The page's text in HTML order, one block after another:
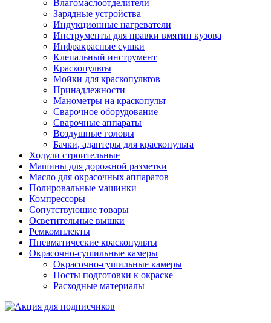
Влагомаслоотделители
Зарядные устройства
Индукционные нагреватели
Инструменты для правки вмятин кузова
Инфракрасные сушки
Клепальный инструмент
Краскопульты
Мойки для краскопультов
Принадлежности
Манометры на краскопульт
Сварочное оборудование
Сварочные аппараты
Воздушные головы
Бачки, адаптеры для краскопульта
Ходули строительные
Машины для дорожной разметки
Масло для окрасочных аппаратов
Полировальные машинки
Компрессоры
Сопутствующие товары
Осветительные вышки
Ремкомплекты
Пневматические краскопульты
Окрасочно-сушильные камеры
Окрасочно-сушильные камеры
Посты подготовки к окраске
Расходные материалы